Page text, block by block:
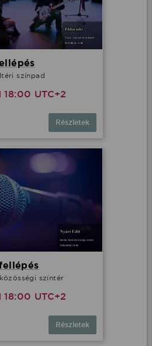
színpad
UTC+2
Részletek
színtér
UTC+2
Részletek